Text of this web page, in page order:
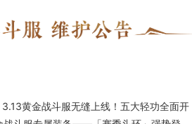
黄金战斗服无缝上线！五大轻功全面开